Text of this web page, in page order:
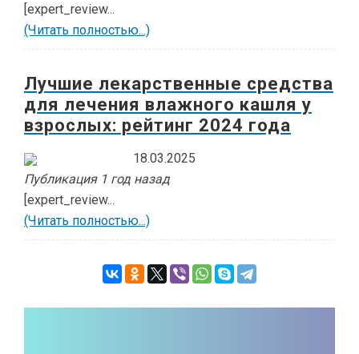
[expert_review...
(Читать полностью...)
Лучшие лекарственные средства
для лечения влажного кашля у
взрослых: рейтинг 2024 года
18.03.2025
Публикация 1 год назад
[expert_review...
(Читать полностью...)